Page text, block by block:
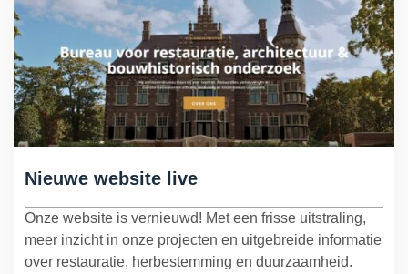
Nieuwe website live
Onze website is vernieuwd! Met een frisse uitstraling,
meer inzicht in onze projecten en uitgebreide informatie
over restauratie, herbestemming en duurzaamheid.